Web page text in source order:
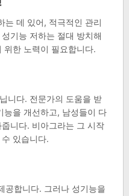
는 데 있어, 적극적인 관리
기능 저하는 절대 방치해
위한 노력이 필요합니다.
니다. 전문가의 도움을 받
능을 개선하고, 남성들이 다
니다. 비아그라는 그 시작
있습니다.
공합니다. 그러나 성기능을